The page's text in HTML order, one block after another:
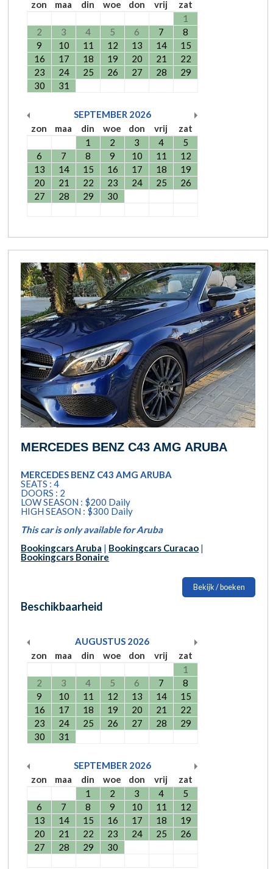
zon maa din woe don vrij
zat
1
2
3 4 5 6 7
8
9
10 11 12 13 14
15
16
17 18 19 20 21
22
23
24 25 26 27 28
29
30
31
SEPTEMBER 2026
zon
maa din woe don vrij
zat
1
2 3 4
5
6
7 8 9 10 11
12
13
14 15 16 17 18
19
20
21 22 23 24 25
26
27
28 29 30
MERCEDES BENZ C43 AMG ARUBA
MERCEDES BENZ C43 AMG ARUBA
SEATS : 4
DOORS : 2
LOW SEASON : $200 Daily
HIGH SEASON : $300 Daily
This car is only available for Aruba
Bookingcars Aruba | Bookingcars Curacao |
Bookingcars Bonaire
Bekijk / boeken
Beschikbaarheid
AUGUSTUS 2026
zon
maa din woe don vrij
zat
1
2
3 4 5 6 7
8
9
10 11 12 13 14
15
16
17 18 19 20 21
22
23
24 25 26 27 28
29
30
31
SEPTEMBER 2026
zon
maa din woe don vrij
zat
1
2 3 4
5
6
7 8 9 10 11
12
13
14 15 16 17 18
19
20
21 22 23 24 25
26
27
28 29 30